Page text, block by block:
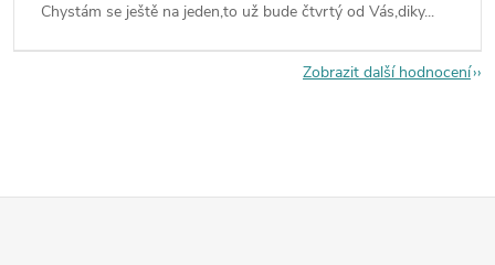
Chystám se ještě na jeden,to už bude čtvrtý od Vás,diky...
Zobrazit další hodnocení